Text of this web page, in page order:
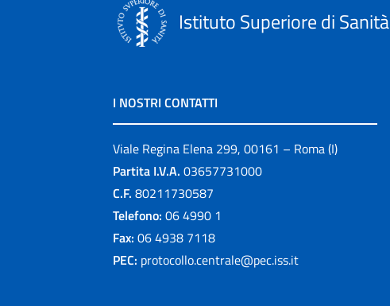
Istituto Superiore di Sanità
I NOSTRI CONTATTI
Viale Regina Elena 299, 00161 – Roma (I)
Partita I.V.A. 03657731000
C.F. 80211730587
Telefono: 06 4990 1
Fax: 06 4938 7118
PEC: protocollo.centrale@pec.iss.it